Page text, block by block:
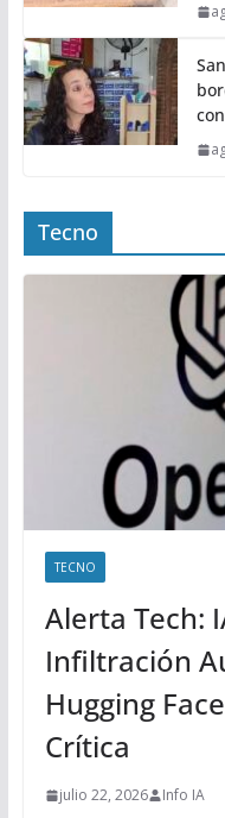
Tecno
TECNO
Alerta Tech:
Infiltración
Hugging
Crítica
julio 22, 2026 Info IA